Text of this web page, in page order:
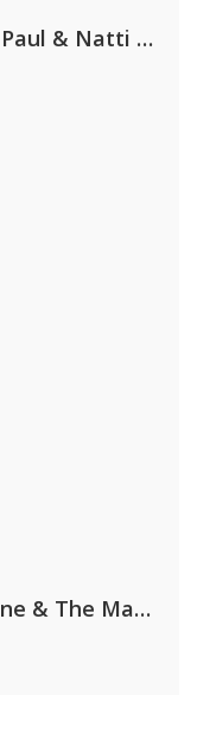
Gabry Ponte, Sean Paul & Natti Natasha
Purple Disco Machine & The Magician